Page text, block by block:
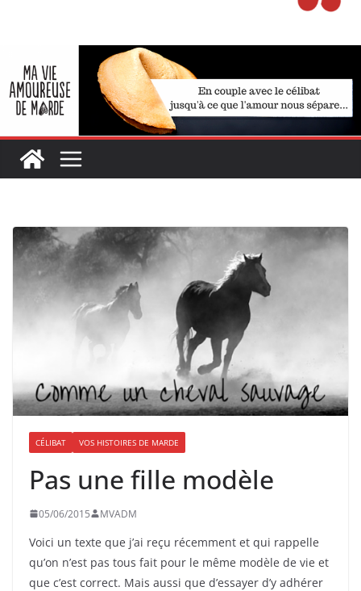
CÉLIBAT VOS HISTOIRES DE MARDE
Pas une fille modèle
05/06/2015 MVADM
Voici un texte que j’ai reçu récemment et qui rappelle
qu’on n’est pas tous fait pour le même modèle de vie et
que c’est correct. Mais aussi que d’essayer d’y adhérer